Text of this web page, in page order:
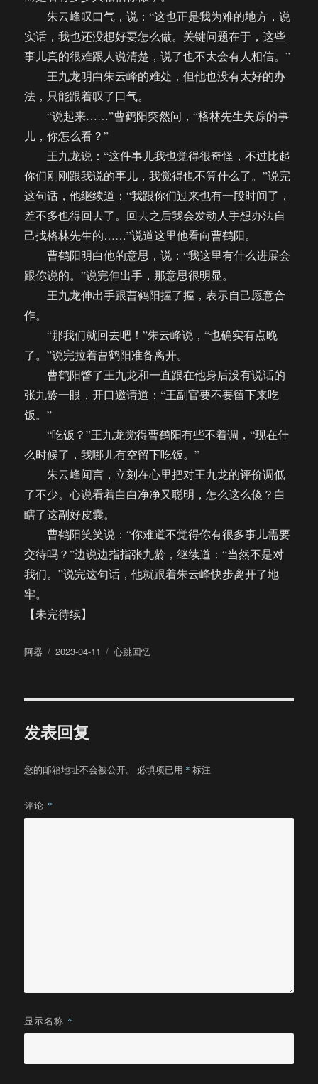
朱云峰叹口气，说：“这也正是我为难的地方，说
实话，我也还没想好要怎么做。关键问题在于，这些
事儿真的很难跟人说清楚，说了也不太会有人相信。”
王九龙明白朱云峰的难处，但他也没有太好的办
法，只能跟着叹了口气。
“说起来……”曹鹤阳突然问，“格林先生失踪的事
儿，你怎么看？”
王九龙说：“这件事儿我也觉得很奇怪，不过比起
你们刚刚跟我说的事儿，我觉得也不算什么了。”说完
这句话，他继续道：“我跟你们过来也有一段时间了，
差不多也得回去了。回去之后我会发动人手想办法自
己找格林先生的……”说道这里他看向曹鹤阳。
曹鹤阳明白他的意思，说：“我这里有什么进展会
跟你说的。”说完伸出手，那意思很明显。
王九龙伸出手跟曹鹤阳握了握，表示自己愿意合
作。
“那我们就回去吧！”朱云峰说，“也确实有点晚
了。”说完拉着曹鹤阳准备离开。
曹鹤阳瞥了王九龙和一直跟在他身后没有说话的
张九龄一眼，开口邀请道：“王副官要不要留下来吃
饭。”
“吃饭？”王九龙觉得曹鹤阳有些不着调，“现在什
么时候了，我哪儿有空留下吃饭。”
朱云峰闻言，立刻在心里把对王九龙的评价调低
了不少。心说看着白白净净又聪明，怎么这么傻？白
瞎了这副好皮囊。
曹鹤阳笑笑说：“你难道不觉得你有很多事儿需要
交待吗？”边说边指指张九龄，继续道：“当然不是对
我们。”说完这句话，他就跟着朱云峰快步离开了地
牢。
【未完待续】
作
阿器
发
2023-04-11
分
心跳回忆
发表回复
您的邮箱地址不会被公开。 必填项已用 * 标注
评论 *
显示名称 *